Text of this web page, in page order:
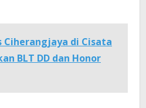
Ciherangjaya di Cisata
BLT DD dan Honor